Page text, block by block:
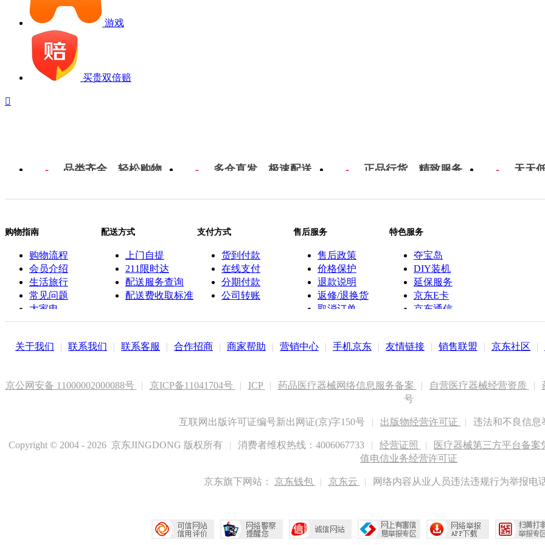
游戏
买贵双倍赔

品类齐全，轻松购物 多仓直发，极速配送 正品行货，精致服务 天天
购物指南
购物流程
会员介绍
生活旅行
常见问题
大家电
联系客服
配送方式
上门自提
211限时达
配送服务查询
配送费收取标准
支付方式
货到付款
在线支付
分期付款
公司转账
售后服务
售后政策
价格保护
退款说明
返修/退换货
取消订单
特色服务
夺宝岛
DIY装机
延保服务
京东E卡
京东通信
京鱼座智能
关于我们 | 联系我们 | 联系客服 | 合作招商 | 商家帮助 | 营销中心 | 手机京东 | 友情链接 | 销售联盟 | 京东社区 |
京公网安备 11000002000088号 | 京ICP备11041704号 | ICP | 药品医疗器械网络信息服务备案 | 自营医疗器械经营资质 |
号
互联网出版许可证编号新出网证(京)字150号 | 出版物经营许可证 | 违法和不良信息
Copyright © 2004 - 2026 京东JINGDONG 版权所有 | 消费者维权热线：4006067733 | 经营证照 | 医疗器械第三方平台备案
值电信业务经营许可证
京东旗下网站： 京东钱包 | 京东云 | 网络内容从业人员违法违规行为举报电